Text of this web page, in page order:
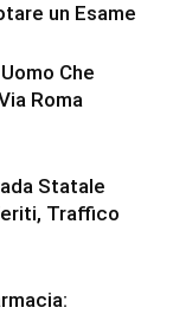
un Esame
Che
Roma
Statale
Traffico